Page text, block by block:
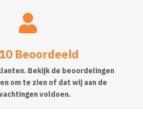

Beoordeeld
Bekijk de beoordelingen
om te zien of dat wij aan de
voldoen.